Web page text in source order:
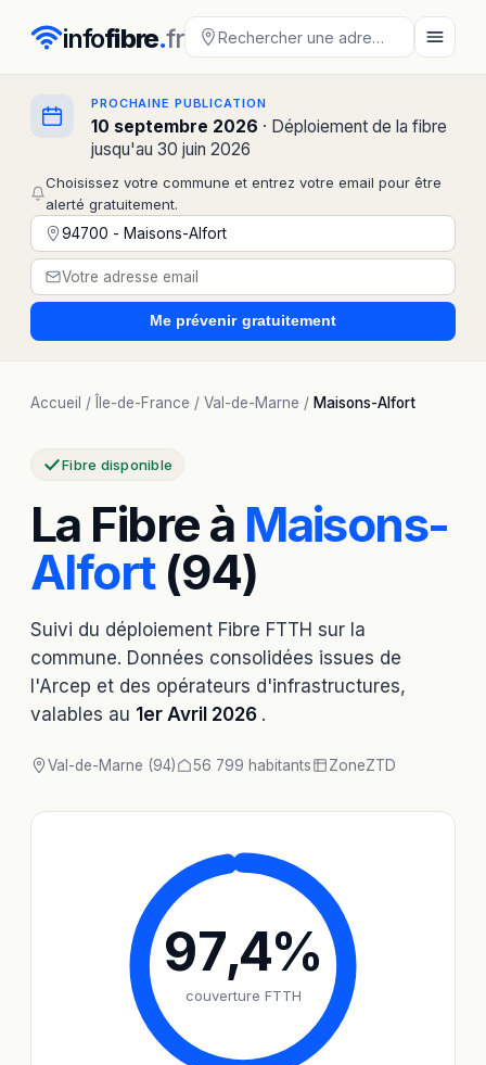
infofibre.fr
PROCHAINE PUBLICATION
10 septembre 2026 · Déploiement de la fibre
jusqu'au 30 juin 2026
Choisissez votre commune et entrez votre email pour être
alerté gratuitement.
Me prévenir gratuitement
Accueil / Île-de-France / Val-de-Marne / Maisons-Alfort
Fibre disponible
La Fibre à Maisons-
Alfort(94)
Suivi du déploiement Fibre FTTH sur la
commune. Données consolidées issues de
l'Arcep et des opérateurs d'infrastructures,
valables au 1er Avril 2026 .
Val-de-Marne (94) 56 799 habitants ZoneZTD
97,4%
couverture FTTH